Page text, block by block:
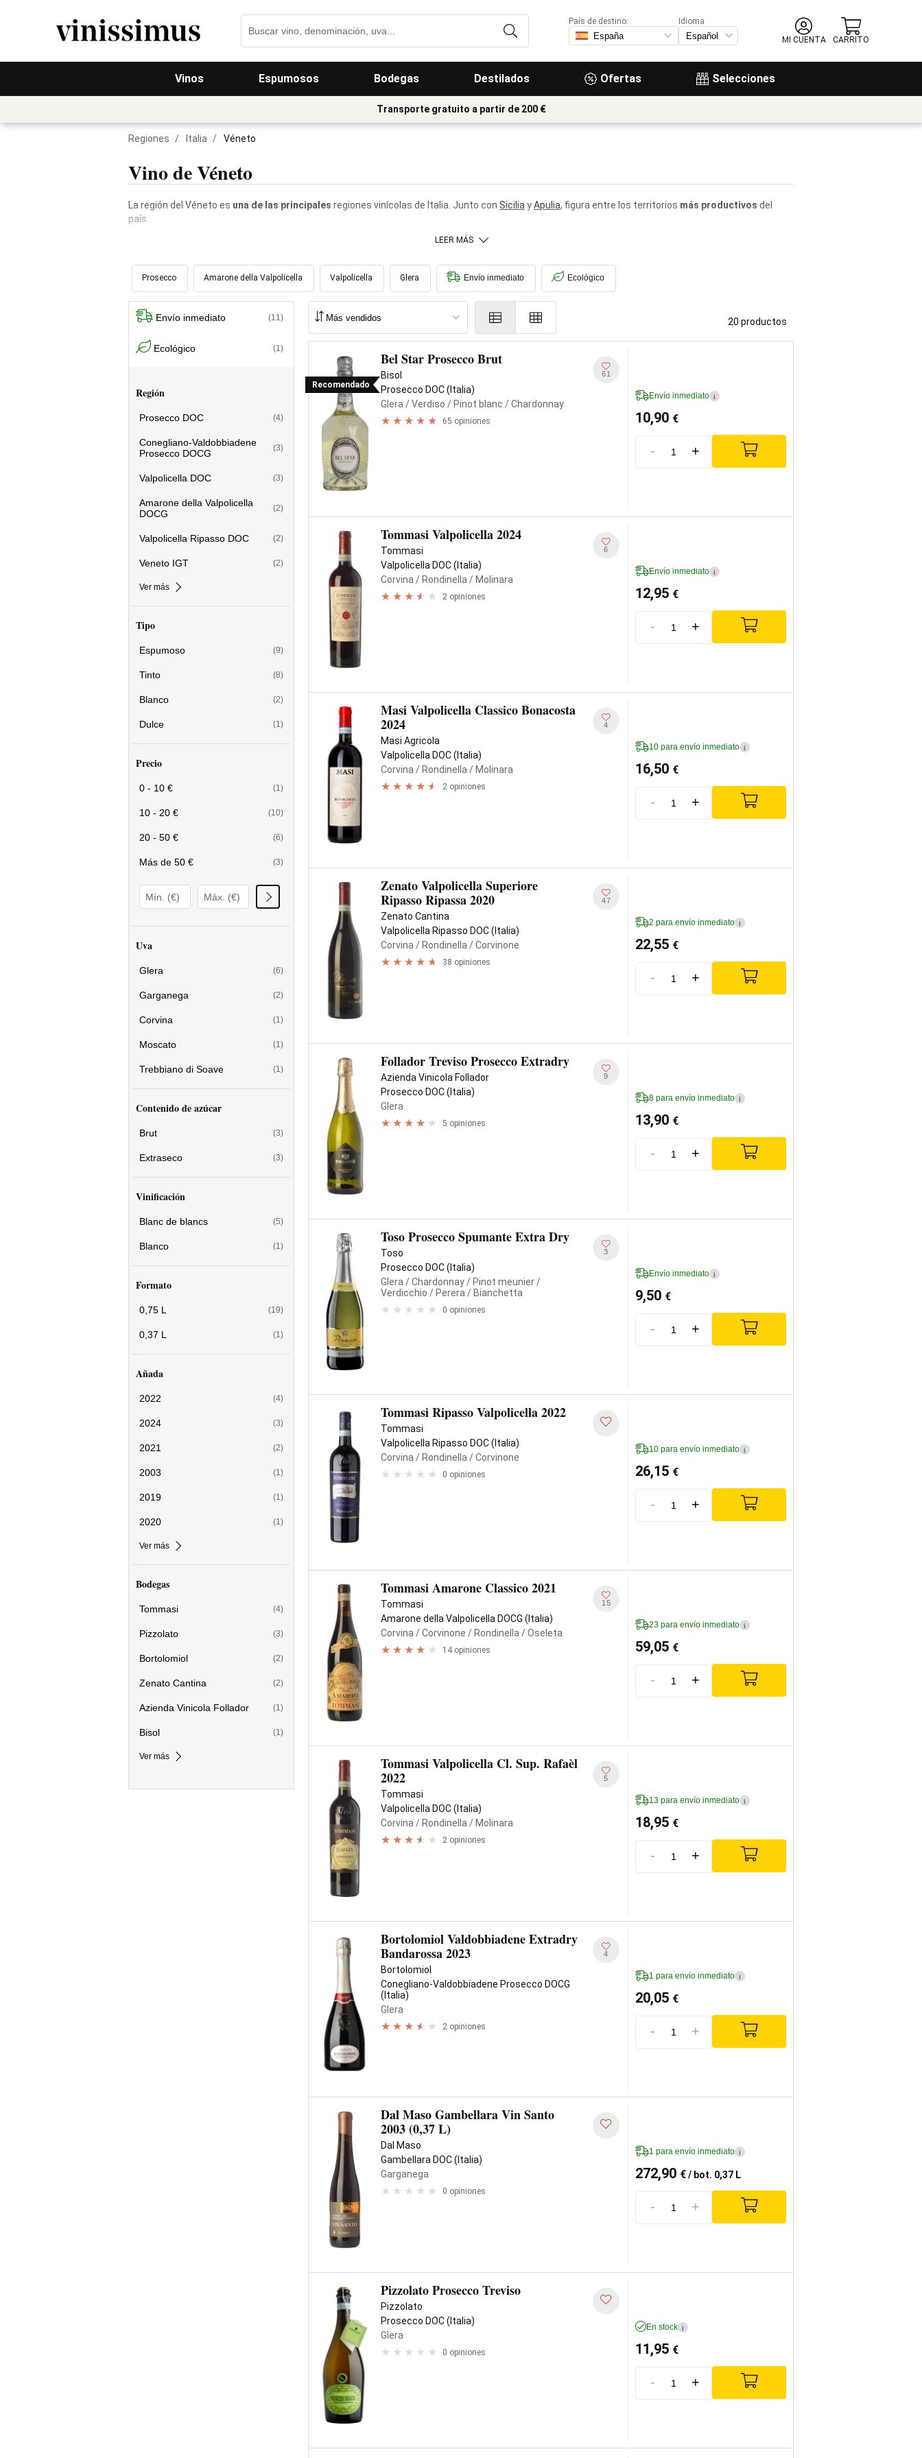
Vinos Espumosos Bodegas Destilados Ofertas Selecciones
País de destino:
Idioma
MI CUENTA
CARRITO
Transporte gratuito a partir de 200 €
Regiones / Italia / Véneto
Vino de Véneto
La región del Véneto es una de las principales regiones vinícolas de Italia. Junto con Sicilia yApulia, figura entre los territorios más productivos del
país.
LEER MÁS
Prosecco Amarone della Valpolicella Valpolicella Glera Envío inmediato Ecológico
Envío inmediato (11)
Ecológico (1)
Región
Prosecco DOC (4)
Conegliano-Valdobbiadene
Prosecco DOCG
(3)
Valpolicella DOC (3)
Amarone della Valpolicella
DOCG
(2)
Valpolicella Ripasso DOC (2)
Veneto IGT (2)
Ver más
Tipo
Espumoso (9)
Tinto (8)
Blanco (2)
Dulce (1)
Precio
0 - 10 € (1)
10 - 20 € (10)
20 - 50 € (6)
Más de 50 € (3)
Uva
Glera (6)
Garganega (2)
Corvina (1)
Moscato (1)
Trebbiano di Soave (1)
Contenido de azúcar
Brut (3)
Extraseco (3)
Vinificación
Blanc de blancs (5)
Blanco (1)
Formato
0,75 L (19)
0,37 L (1)
Añada
2022 (4)
2024 (3)
2021 (2)
2003 (1)
2019 (1)
2020 (1)
Ver más
Bodegas
Tommasi (4)
Pizzolato (3)
Bortolomiol (2)
Zenato Cantina (2)
Azienda Vinicola Follador (1)
Bisol (1)
Ver más
20 productos
Recomendado
Bel Star Prosecco Brut
Bisol
Prosecco DOC (Italia)
Glera / Verdiso / Pinot blanc / Chardonnay
65 opiniones
61
Envío inmediato i
10,90 €
- +
Tommasi Valpolicella 2024
Tommasi
Valpolicella DOC (Italia)
Corvina / Rondinella / Molinara
2 opiniones
6
Envío inmediato i
12,95 €
- +
Masi Valpolicella Classico Bonacosta
2024
Masi Agricola
Valpolicella DOC (Italia)
Corvina / Rondinella / Molinara
2 opiniones
4
10 para envío inmediato i
16,50 €
- +
Zenato Valpolicella Superiore
Ripasso Ripassa 2020
Zenato Cantina
Valpolicella Ripasso DOC (Italia)
Corvina / Rondinella / Corvinone
38 opiniones
47
2 para envío inmediato i
22,55 €
- +
Follador Treviso Prosecco Extradry
Azienda Vinicola Follador
Prosecco DOC (Italia)
Glera
5 opiniones
9
8 para envío inmediato i
13,90 €
- +
Toso Prosecco Spumante Extra Dry
Toso
Prosecco DOC (Italia)
Glera / Chardonnay/ Pinot meunier/
Verdicchio / Perera / Bianchetta
0 opiniones
3
Envío inmediato i
9,50 €
- +
Tommasi Ripasso Valpolicella 2022
Tommasi
Valpolicella Ripasso DOC (Italia)
Corvina / Rondinella / Corvinone
0 opiniones
10 para envío inmediato i
26,15 €
- +
Tommasi Amarone Classico 2021
Tommasi
Amarone della Valpolicella DOCG (Italia)
Corvina / Corvinone / Rondinella / Oseleta
14 opiniones
15
23 para envío inmediato i
59,05 €
- +
Tommasi Valpolicella Cl. Sup. Rafaèl
2022
Tommasi
Valpolicella DOC (Italia)
Corvina / Rondinella / Molinara
2 opiniones
5
13 para envío inmediato i
18,95 €
- +
Bortolomiol Valdobbiadene Extradry
Bandarossa 2023
Bortolomiol
Conegliano-Valdobbiadene Prosecco DOCG
(Italia)
Glera
2 opiniones
4
1 para envío inmediato i
20,05 €
- +
Dal Maso Gambellara Vin Santo
2003 (0,37 L)
Dal Maso
Gambellara DOC (Italia)
Garganega
0 opiniones
1 para envío inmediato i
272,90 €/ bot. 0,37 L
- +
Pizzolato Prosecco Treviso
Pizzolato
Prosecco DOC (Italia)
Glera
0 opiniones
En stock i
11,95 €
- +